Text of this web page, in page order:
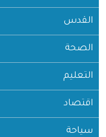
القدس
الصحة
التعليم
اقتصاد
سياحة